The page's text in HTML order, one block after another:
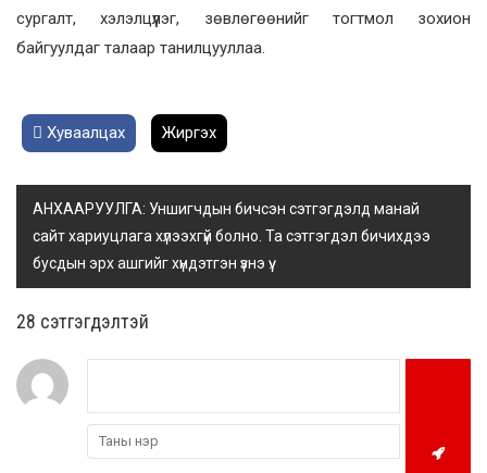
сургалт, хэлэлцүүлэг, зөвлөгөөнийг тогтмол зохион
байгуулдаг талаар танилцууллаа.
Хуваалцах Жиргэх
АНХААРУУЛГА: Уншигчдын бичсэн сэтгэгдэлд манай
сайт хариуцлага хүлээхгүй болно. Та сэтгэгдэл бичихдээ
бусдын эрх ашгийг хүндэтгэн үзнэ үү.
28 cэтгэгдэлтэй